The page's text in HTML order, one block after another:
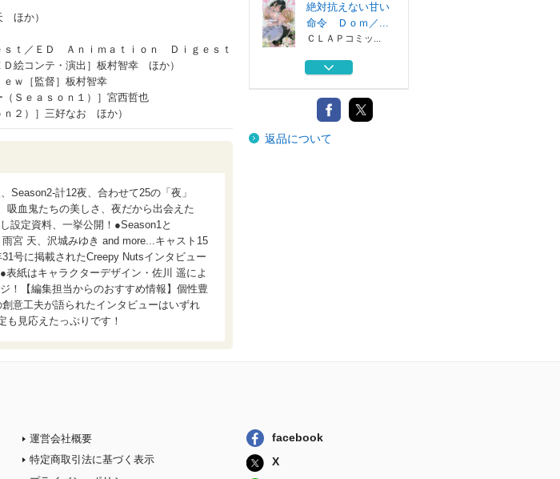
ほか）
ｔ／ＥＤ Ａｎｉｍａｔｉｏｎ Ｄｉｇｅｓｔ
絵コンテ・演出］板村智幸 ほか）
ｗ［監督］板村智幸
Ｓｅａｓｏｎ１）］宮西哲也
２）］三好なお ほか）
Season2-計12夜、合わせて25の「夜」
吸血鬼たちの美しさ、夜だから出会えた
設定資料、一挙公開！●Season1と
宮 天、沢城みゆき and more...キャスト15
号に掲載されたCreepy Nutsインタビュー
紙はキャラクターデザイン・佐川 遥によ
！【編集担当からのおすすめ情報】個性豊
意工夫が語られたインタビューはいずれ
も見応えたっぷりです！
絶対抗えない甘い
命令 Ｄｏｍ／...
ＣＬＡＰコミッ...
よふかしのうた
小学館
自動車保険約款コ
ンメンタール １
保険毎日新聞社
返品について
運営会社概要
特定商取引法に基づく表示
facebook
X